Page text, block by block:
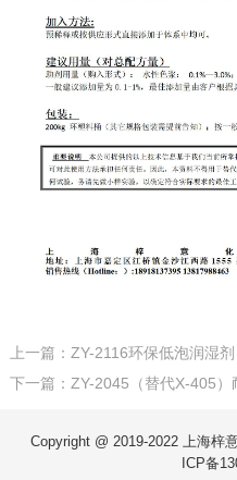
上一篇：ZY-2116环保低泡润湿剂
下一篇：ZY-2045（替代X-405）
Copyright @ 2019-2022 上海梓
ICP备